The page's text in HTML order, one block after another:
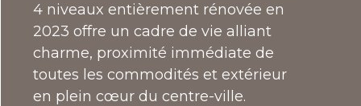
4 niveaux entièrement rénovée en
2023 offre un cadre de vie alliant
charme, proximité immédiate de
toutes les commodités et extérieur
en plein cœur du centre-ville.